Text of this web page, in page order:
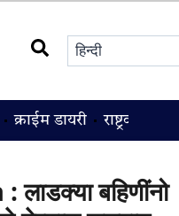
क्राईम डायरी राष्ट्रवादी
बहिणींनो